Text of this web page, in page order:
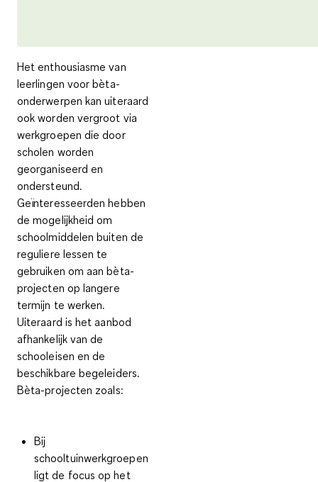
Het enthousiasme van
leerlingen voor bèta-
onderwerpen kan uiteraard
ook worden vergroot via
werkgroepen die door
scholen worden
georganiseerd en
ondersteund.
Geïnteresseerden hebben
de mogelijkheid om
schoolmiddelen buiten de
reguliere lessen te
gebruiken om aan bèta-
projecten op langere
termijn te werken.
Uiteraard is het aanbod
afhankelijk van de
schooleisen en de
beschikbare begeleiders.
Bèta-projecten zoals:
Bij
schooltuinwerkgroepen
ligt de focus op het